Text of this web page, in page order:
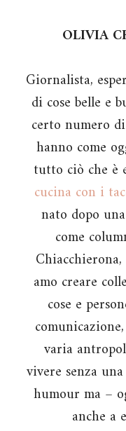
OLIVIA
Giornalista,
di cose belle e
certo numero
hanno come
tutto ciò che è
cucina con i
nato dopo
come
amo creare
cose e
varia
vivere senza
humour ma –
anche a